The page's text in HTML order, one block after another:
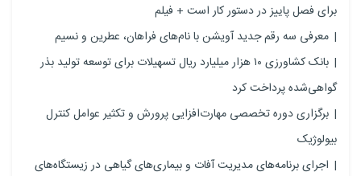
برای فصل پاییز در دستور کار است + فیلم
معرفی سه رقم جدید آویشن با نام‌های فراهان، عطرین و نسیم
بانک کشاورزی ۱۰ هزار میلیارد ریال تسهیلات برای توسعه تولید بذر
گواهی‌شده پرداخت کرد
برگزاری دوره تخصصی مهارت‌افزایی پرورش و تکثیر عوامل کنترل
بیولوژیک
اجرای برنامه‌های مدیریت آفات و بیماری‌های گیاهی در زیستگاه‌های